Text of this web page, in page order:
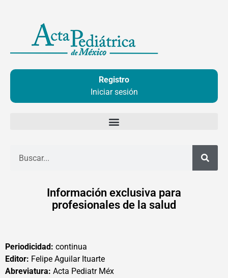
contenido
Registro
Iniciar sesión
Información exclusiva para
profesionales de la salud
Periodicidad: continua
Editor: Felipe Aguilar Ituarte
Abreviatura: Acta Pediatr Méx